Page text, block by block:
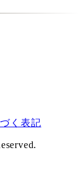
く表記